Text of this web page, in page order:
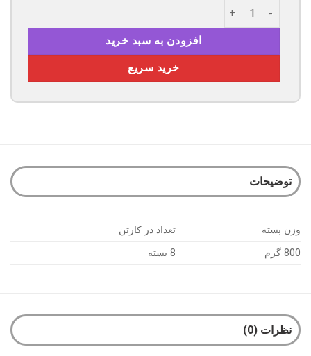
تافی مغزدار قهوه 800 گرمی مک لارن عدد
افزودن به سبد خرید
خرید سریع
توضیحات
وزن بسته
تعداد در کارتن
800 گرم
8 بسته
نظرات (0)